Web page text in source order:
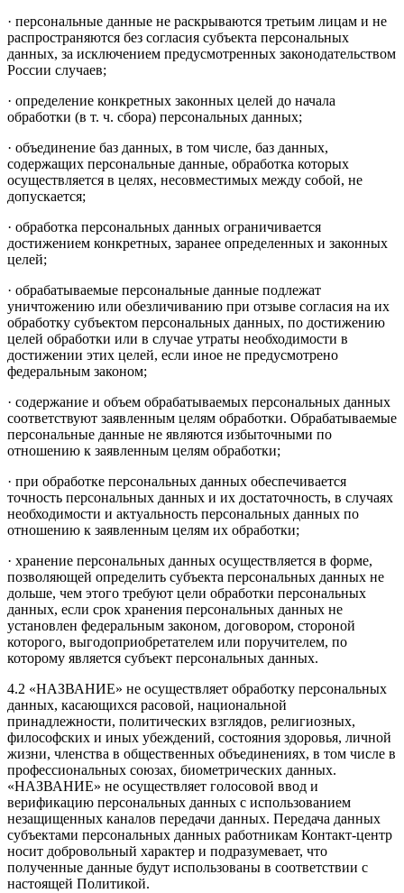
· персональные данные не раскрываются третьим лицам и не
распространяются без согласия субъекта персональных
данных, за исключением предусмотренных законодательством
России случаев;
· определение конкретных законных целей до начала
обработки (в т. ч. сбора) персональных данных;
· объединение баз данных, в том числе, баз данных,
содержащих персональные данные, обработка которых
осуществляется в целях, несовместимых между собой, не
допускается;
· обработка персональных данных ограничивается
достижением конкретных, заранее определенных и законных
целей;
· обрабатываемые персональные данные подлежат
уничтожению или обезличиванию при отзыве согласия на их
обработку субъектом персональных данных, по достижению
целей обработки или в случае утраты необходимости в
достижении этих целей, если иное не предусмотрено
федеральным законом;
· содержание и объем обрабатываемых персональных данных
соответствуют заявленным целям обработки. Обрабатываемые
персональные данные не являются избыточными по
отношению к заявленным целям обработки;
· при обработке персональных данных обеспечивается
точность персональных данных и их достаточность, в случаях
необходимости и актуальность персональных данных по
отношению к заявленным целям их обработки;
· хранение персональных данных осуществляется в форме,
позволяющей определить субъекта персональных данных не
дольше, чем этого требуют цели обработки персональных
данных, если срок хранения персональных данных не
установлен федеральным законом, договором, стороной
которого, выгодоприобретателем или поручителем, по
которому является субъект персональных данных.
4.2 «НАЗВАНИЕ» не осуществляет обработку персональных
данных, касающихся расовой, национальной
принадлежности, политических взглядов, религиозных,
философских и иных убеждений, состояния здоровья, личной
жизни, членства в общественных объединениях, в том числе в
профессиональных союзах, биометрических данных.
«НАЗВАНИЕ» не осуществляет голосовой ввод и
верификацию персональных данных с использованием
незащищенных каналов передачи данных. Передача данных
субъектами персональных данных работникам Контакт-центр
носит добровольный характер и подразумевает, что
полученные данные будут использованы в соответствии с
настоящей Политикой.